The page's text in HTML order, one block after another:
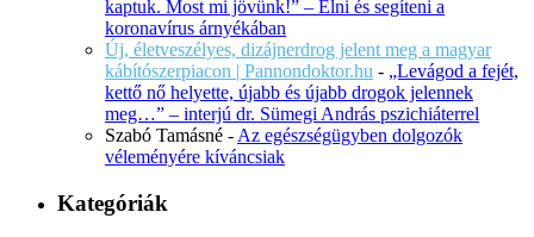
kaptuk. Most mi jövünk!” – Élni és segíteni a
koronavírus árnyékában
Új, életveszélyes, dizájnerdrog jelent meg a magyar
kábítószerpiacon | Pannondoktor.hu - „Levágod a fejét,
kettő nő helyette, újabb és újabb drogok jelennek
meg…” – interjú dr. Sümegi András pszichiáterrel
Szabó Tamásné - Az egészségügyben dolgozók
véleményére kíváncsiak
Kategóriák